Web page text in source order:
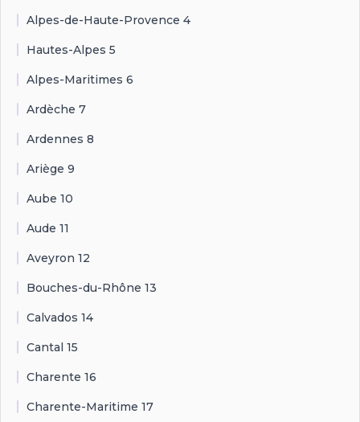
Alpes-de-Haute-Provence 4
Hautes-Alpes 5
Alpes-Maritimes 6
Ardèche 7
Ardennes 8
Ariège 9
Aube 10
Aude 11
Aveyron 12
Bouches-du-Rhône 13
Calvados 14
Cantal 15
Charente 16
Charente-Maritime 17